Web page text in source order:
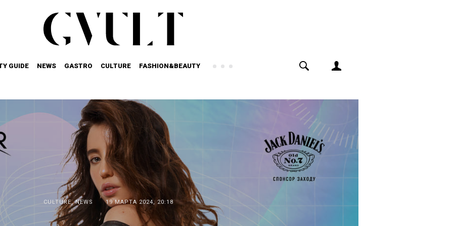
GUIDE NEWS GASTRO CULTURE FASHION&BEAUTY
CULTURE,NEWS 19 МАРТА 2024, 20:18